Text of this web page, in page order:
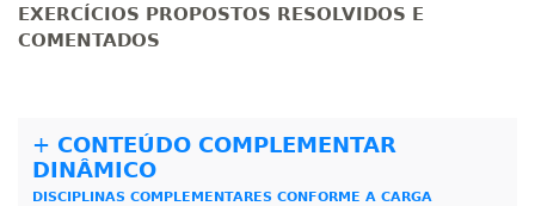
460 H 58dias 150dias
R$ 2.340,70
EXERCÍCIOS PROPOSTOS RESOLVIDOS E
COMENTADOS
+ CONTEÚDO COMPLEMENTAR
DINÂMICO
DISCIPLINAS COMPLEMENTARES CONFORME A CARGA